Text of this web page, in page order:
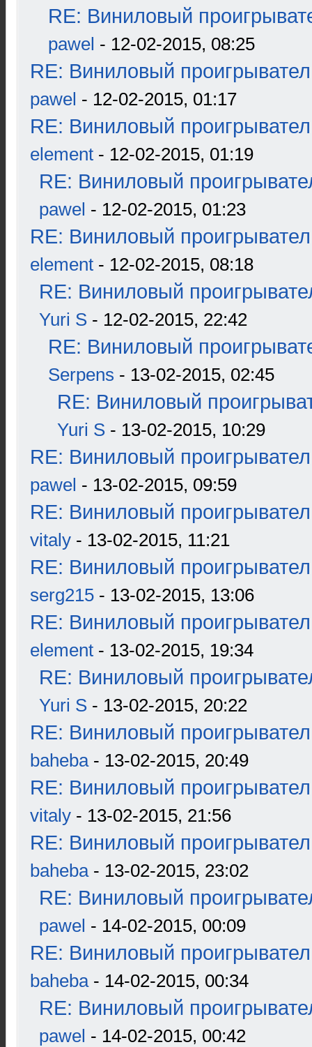
RE: Виниловый
pawel - 12-02-2015, 08:25
RE: Виниловый
pawel - 12-02-2015, 01:17
RE: Виниловый
element - 12-02-2015, 01:19
RE: Виниловый
pawel - 12-02-2015, 01:23
RE: Виниловый
element - 12-02-2015, 08:18
RE: Виниловый
Yuri S - 12-02-2015, 22:42
RE: Виниловый
Serpens - 13-02-2015, 02:45
RE: Виниловый
Yuri S - 13-02-2015, 10:29
RE: Виниловый
pawel - 13-02-2015, 09:59
RE: Виниловый
vitaly - 13-02-2015, 11:21
RE: Виниловый
serg215 - 13-02-2015, 13:06
RE: Виниловый
element - 13-02-2015, 19:34
RE: Виниловый
Yuri S - 13-02-2015, 20:22
RE: Виниловый
baheba- 13-02-2015, 20:49
RE: Виниловый
vitaly - 13-02-2015, 21:56
RE: Виниловый
baheba- 13-02-2015, 23:02
RE: Виниловый
pawel - 14-02-2015, 00:09
RE: Виниловый
baheba- 14-02-2015, 00:34
RE: Виниловый
pawel - 14-02-2015, 00:42